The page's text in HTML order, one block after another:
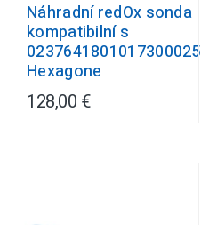
Náhradní redOx sonda
kompatibilní s
0237641801017300025
Hexagone
128,00 €